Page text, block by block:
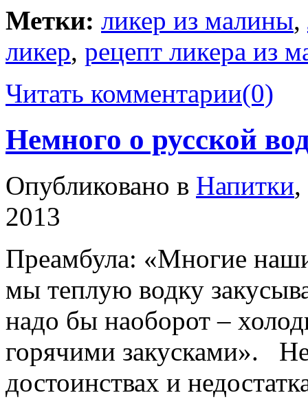
Метки: ликер из малины,
ликер, рецепт ликера из
Читать комментарии(0)
Немного о русской
Опубликовано в Напитки,
2013
Преамбула: «Многие
мы теплую водку
надо бы наоборот –
горячими закусками».
достоинствах и